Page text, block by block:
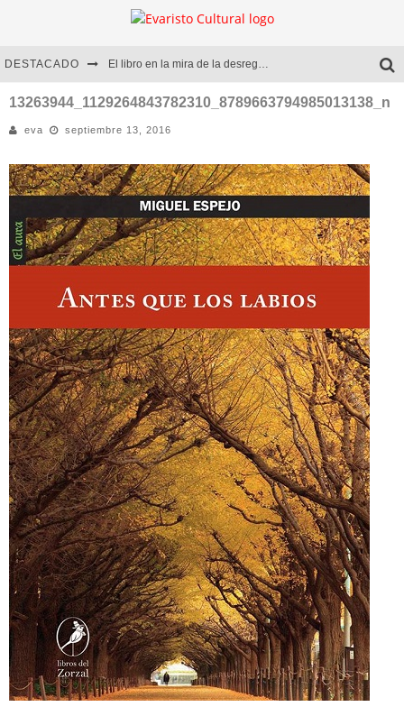
DESTACADO El libro en la mira de la desregulación
Marcelo Rubio | El llovedor
Diego Meret | Hotel Acapulco
Alejandra Correa | La nieve
13263944_1129264843782310_8789663794985013138_n
eva septiembre 13, 2016